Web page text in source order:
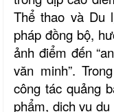
Thể thao và Du
pháp đồng bộ,
ảnh điểm đến
văn minh”.
công tác quảng
phẩm, dịch vụ